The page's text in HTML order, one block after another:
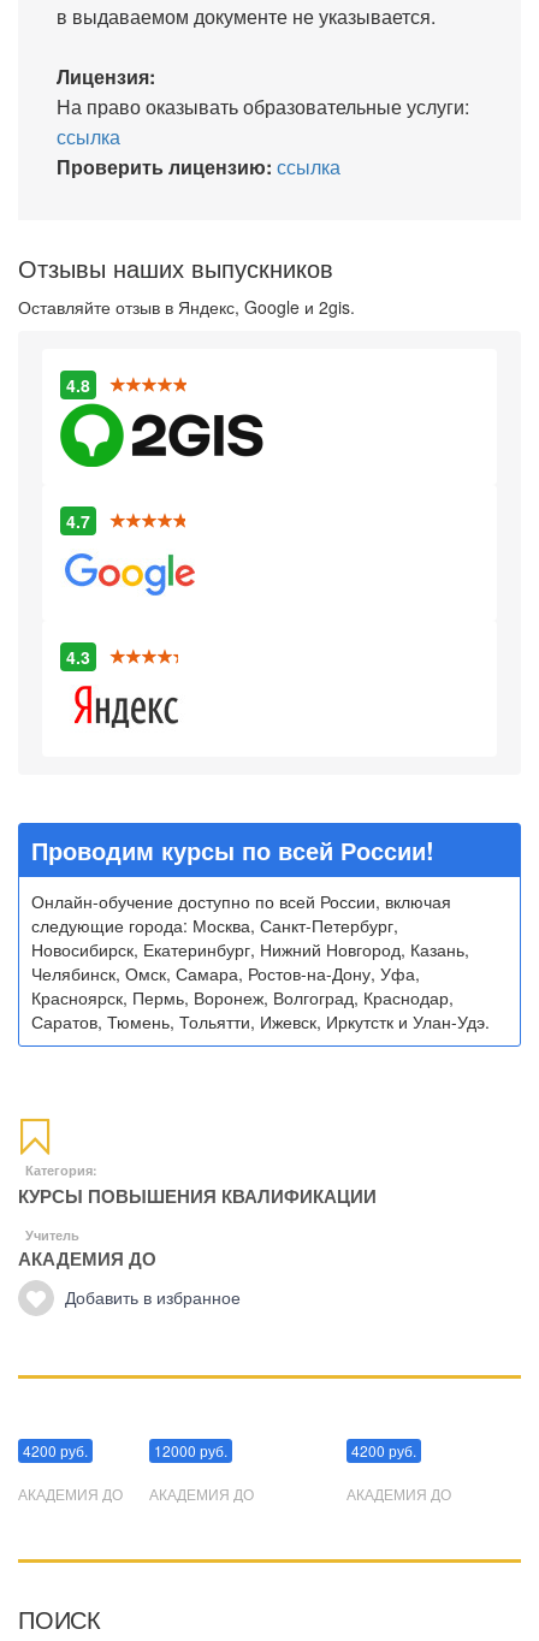
в выдаваемом документе не указывается.
Лицензия:
На право оказывать образовательные услуги:
ссылка
Проверить лицензию: ссылка
Отзывы наших выпускников
Оставляйте отзыв в Яндекс, Google и 2gis.
4.8
4.7
4.3
Проводим курсы по всей России!
Онлайн-обучение доступно по всей России, включая
следующие города: Москва, Санкт-Петербург,
Новосибирск, Екатеринбург, Нижний Новгород, Казань,
Челябинск, Омск, Самара, Ростов-на-Дону, Уфа,
Красноярск, Пермь, Воронеж, Волгоград, Краснодар,
Саратов, Тюмень, Тольятти, Ижевск, Иркутстк и Улан-Удэ.
Категория:
КУРСЫ ПОВЫШЕНИЯ КВАЛИФИКАЦИИ
Учитель
АКАДЕМИЯ ДО
Добавить в избранное
4200 руб.
АКАДЕМИЯ ДО
12000 руб.
АКАДЕМИЯ ДО
4200 руб.
АКАДЕМИЯ ДО
ПОИСК